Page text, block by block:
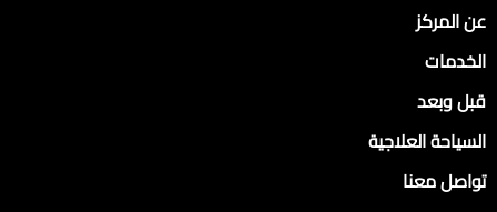
عن المركز
الخدمات
قبل وبعد
السياحة العلاجية
تواصل معنا